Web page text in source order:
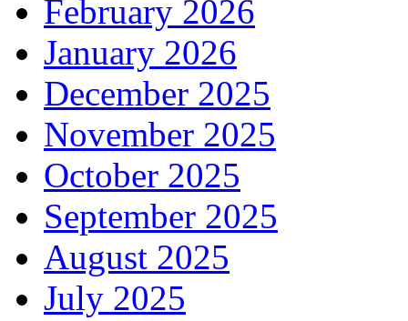
February 2026
January 2026
December 2025
November 2025
October 2025
September 2025
August 2025
July 2025